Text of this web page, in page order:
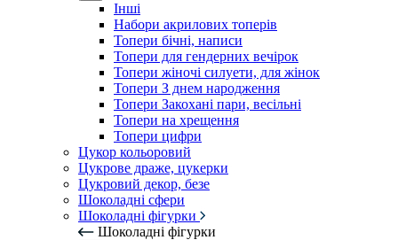
Інші
Набори акрилових топерів
Топери бічні, написи
Топери для гендерних вечірок
Топери жіночі силуети, для жінок
Топери З днем ​​народження
Топери Закохані пари, весільні
Топери на хрещення
Топери цифри
Цукор кольоровий
Цукрове драже, цукерки
Цукровий декор, безе
Шоколадні сфери
Шоколадні фігурки
Шоколадні фігурки